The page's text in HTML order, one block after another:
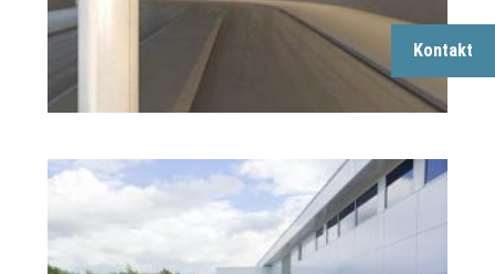
Kontakt